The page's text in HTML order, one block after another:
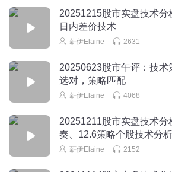
20251215股市实盘技术分
日内差价技术
薪伊Elaine 2631
20250623股市午评：技
选对，策略匹配
薪伊Elaine 4068
20251211股市实盘技术分
奏、12.6策略个股技术分析
薪伊Elaine 2152